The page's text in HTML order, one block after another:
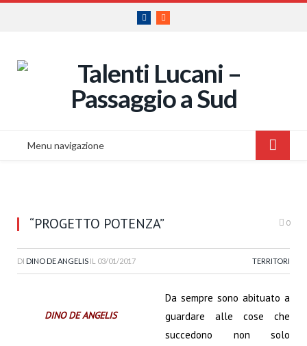
Facebook
RSS
Menu navigazione
“PROGETTO POTENZA” 0
DI DINO DE ANGELIS IL 03/01/2017 TERRITORI
DINO DE ANGELIS
Da sempre sono abituato a
guardare alle cose che
succedono non solo